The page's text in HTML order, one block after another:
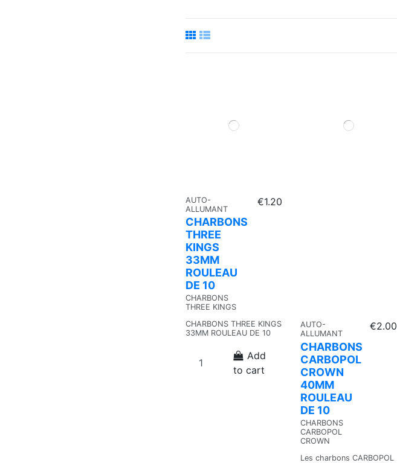
AUTO-
ALLUMANT
CHARBONS
THREE
KINGS
33MM
ROULEAU
DE 10
CHARBONS
THREE KINGS
€1.20
CHARBONS THREE KINGS
33MM ROULEAU DE 10
Add
to cart
AUTO-
ALLUMANT
CHARBONS
CARBOPOL
CROWN
40MM
ROULEAU
DE 10
CHARBONS
CARBOPOL
CROWN
€2.00
Les charbons CARBOPOL